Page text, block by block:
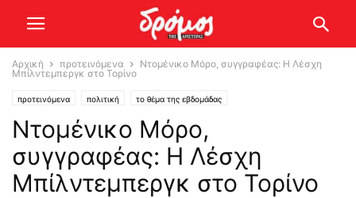
Αρχική προτεινόμενα
Ντομένικο Μόρο, συγγραφέας: Η Λέσχη
Μπίλντεμπεργκ στο Τορίνο
προτεινόμενα πολιτική το θέμα της εβδομάδας
Ντομένικο Μόρο,
συγγραφέας: Η Λέσχη
Μπίλντεμπεργκ στο Τορίνο